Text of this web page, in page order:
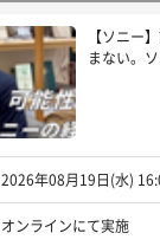
【ソニー
まない。
2026年08月19日(水)
オンラインにて実施